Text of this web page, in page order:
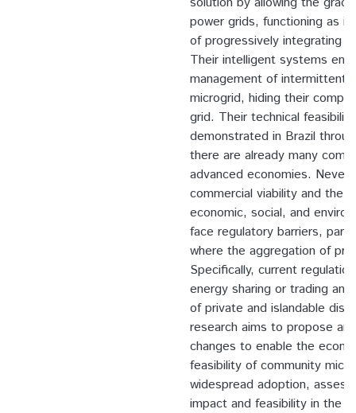
power grids, functioning as
of progressively integrating
Their intelligent systems
management of intermittent
microgrid, hiding their
grid. Their technical
demonstrated in Brazil
there are already many
advanced economies.
commercial viability and the
economic, social, and
face regulatory barriers,
where the aggregation of
Specifically, current
energy sharing or trading
of private and islandable
research aims to propose
changes to enable the
feasibility of community
widespread adoption,
impact and feasibility in the